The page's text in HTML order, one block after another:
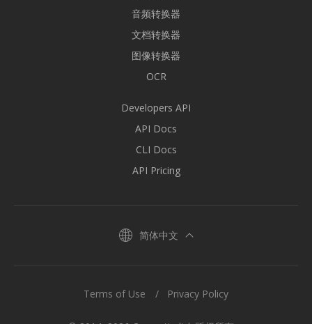
音频转换器
文档转换器
图像转换器
OCR
Developers API
API Docs
CLI Docs
API Pricing
简体中文
Terms of Use Privacy Policy